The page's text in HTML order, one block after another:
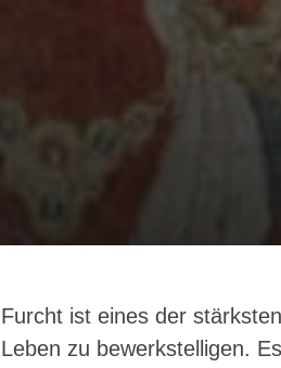
Furcht ist eines der
Leben zu bewerkstelligen.